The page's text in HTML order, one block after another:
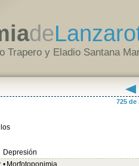
de
Trapero y Eladio Santana
725 de
Depresión
• Morfotoponimia